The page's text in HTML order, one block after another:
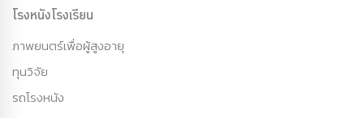
โรงหนังโรงเรียน
ภาพยนตร์เพื่อผู้สูงอายุ
ทุนวิจัย
รถโรงหนัง